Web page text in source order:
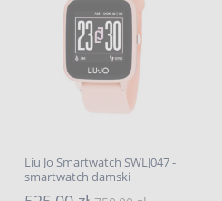
Liu Jo Smartwatch SWLJ047 -
smartwatch damski